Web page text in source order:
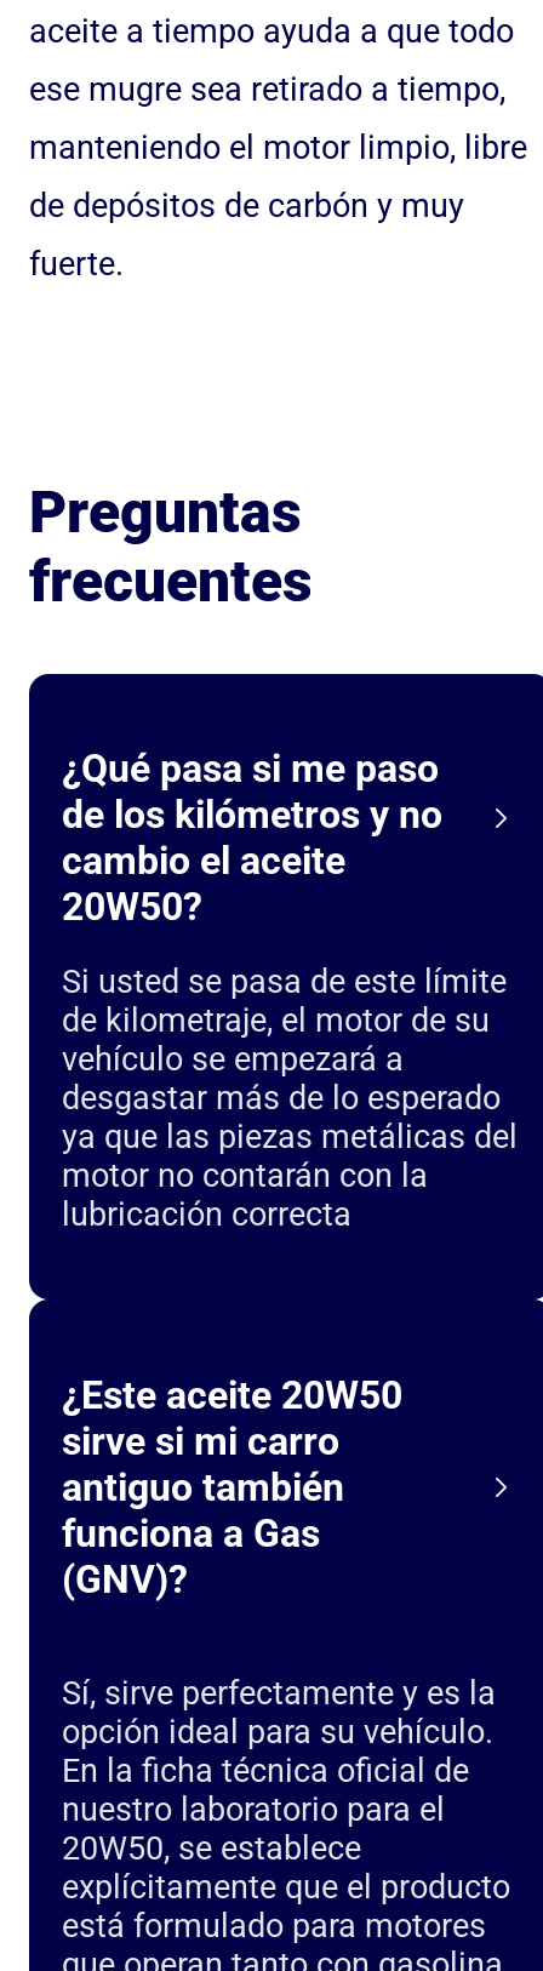
aceite a tiempo ayuda a que todo
ese mugre sea retirado a tiempo,
manteniendo el motor limpio, libre
de depósitos de carbón y muy
fuerte.
Preguntas
frecuentes
¿Qué pasa si me paso
de los kilómetros y no
cambio el aceite
20W50?
Si usted se pasa de este límite
de kilometraje, el motor de su
vehículo se empezará a
desgastar más de lo esperado
ya que las piezas metálicas del
motor no contarán con la
lubricación correcta
¿Este aceite 20W50
sirve si mi carro
antiguo también
funciona a Gas
(GNV)?
Sí, sirve perfectamente y es la
opción ideal para su vehículo.
En la ficha técnica oficial de
nuestro laboratorio para el
20W50, se establece
explícitamente que el producto
está formulado para motores